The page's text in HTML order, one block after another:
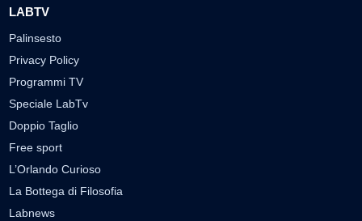
LABTV
Palinsesto
Privacy Policy
Programmi TV
Speciale LabTv
Doppio Taglio
Free sport
L’Orlando Curioso
La Bottega di Filosofia
Labnews